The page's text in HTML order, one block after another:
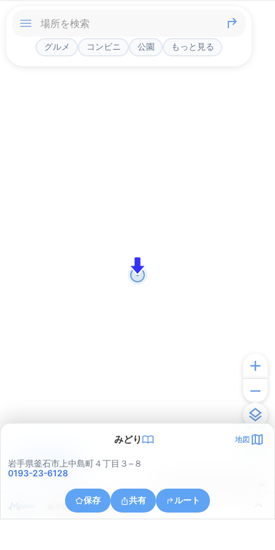
グルメ コンビニ 公園 もっと見る
みどり 地図
岩手県釜石市上中島町４丁目３−８
0193-23-6128
保存 共有 ルート
岩手県釜石市小川町２丁目４
アプリで見る